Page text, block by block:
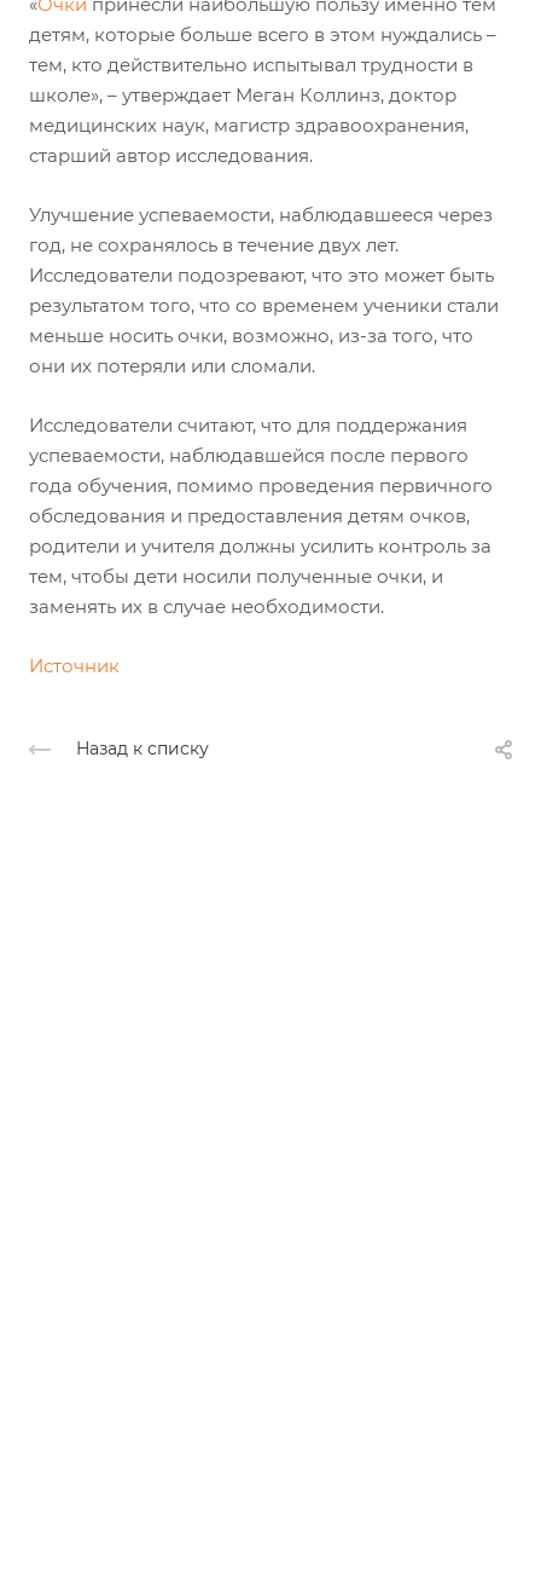
детям, которые больше всего в этом нуждались –
тем, кто действительно испытывал трудности в
школе», – утверждает Меган Коллинз, доктор
медицинских наук, магистр здравоохранения,
старший автор исследования.
Улучшение успеваемости, наблюдавшееся через
год, не сохранялось в течение двух лет.
Исследователи подозревают, что это может быть
результатом того, что со временем ученики стали
меньше носить очки, возможно, из-за того, что
они их потеряли или сломали.
Исследователи считают, что для поддержания
успеваемости, наблюдавшейся после первого
года обучения, помимо проведения первичного
обследования и предоставления детям очков,
родители и учителя должны усилить контроль за
тем, чтобы дети носили полученные очки, и
заменять их в случае необходимости.
Источник
Назад к списку